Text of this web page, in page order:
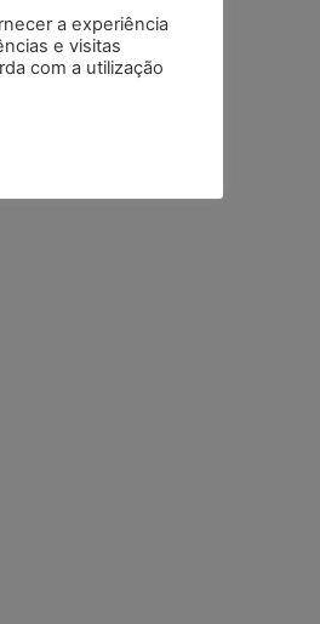
a experiência
e visitas
com a utilização